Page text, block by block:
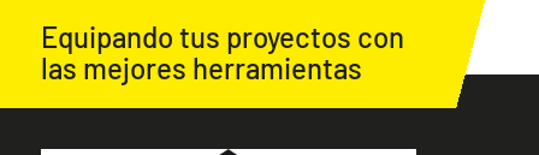
Equipando tus proyectos con
las mejores herramientas